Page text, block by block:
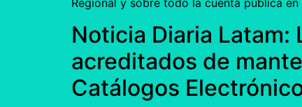
Regional y sobre todo la cuenta pública en
Noticia Diaria Latam:
acreditados de
Catálogos